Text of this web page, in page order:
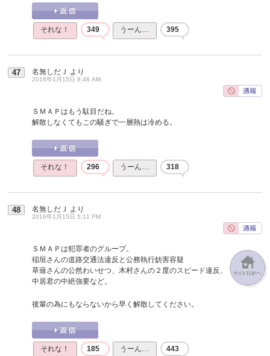
それな！ 349 うーん… 395
47 名無しだＪ より
2016年1月15日 8:48 AM
ＳＭＡＰはもう駄目だね。
解散しなくてもこの騒ぎで一層熱は冷める。
それな！ 296 うーん… 318
48 名無しだＪ より
2016年1月15日 5:11 PM
ＳＭＡＰは犯罪者のグループ。
稲垣さんの道路交通法違反と公務執行妨害容疑
草薙さんの公然わいせつ、木村さんの２度のスピード違反、
中居君の中絶強要など。
後輩の為にもならないから早く解散してください。
それな！ 185 うーん… 443